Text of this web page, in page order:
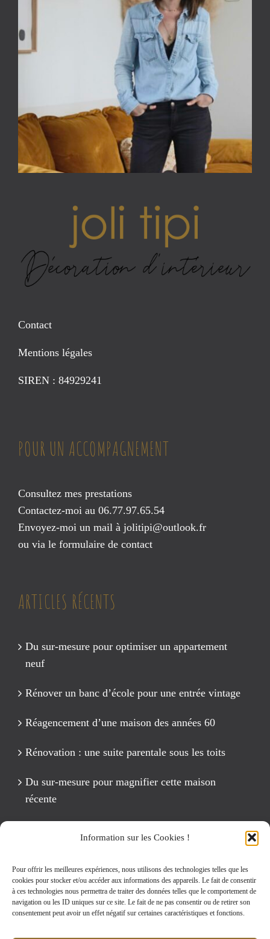
Information sur les Cookies !
Pour offrir les meilleures expériences, nous utilisons des technologies telles que les
cookies pour stocker et/ou accéder aux informations des appareils. Le fait de consentir
à ces technologies nous permettra de traiter des données telles que le comportement de
navigation ou les ID uniques sur ce site. Le fait de ne pas consentir ou de retirer son
consentement peut avoir un effet négatif sur certaines caractéristiques et fonctions.
Contact
Mentions légales
SIREN : 84929241
POUR UN ACCOMPAGNEMENT
Consultez mes prestations
Contactez-moi au 06.77.97.65.54
Envoyez-moi un mail à jolitipi@outlook.fr
ou via le formulaire de contact
ARTICLES RÉCENTS
Du sur-mesure pour optimiser un appartement
neuf
Rénover un banc d’école pour une entrée vintage
Réagencement d’une maison des années 60
Rénovation : une suite parentale sous les toits
Du sur-mesure pour magnifier cette maison
récente
Rechercher: